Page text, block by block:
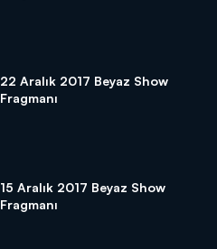
22 Aralık 2017 Beyaz Show
Fragmanı
15 Aralık 2017 Beyaz Show
Fragmanı